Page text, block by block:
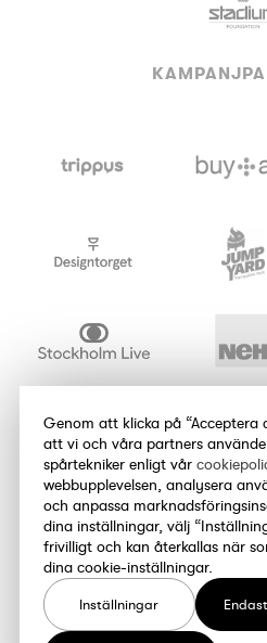
Genom att klicka på “Acceptera
att vi och våra partners
spårtekniker enligt vår
webbupplevelsen, analysera
och anpassa
dina inställningar, välj
frivilligt och kan återkallas när
dina cookie-inställningar.
Inställningar